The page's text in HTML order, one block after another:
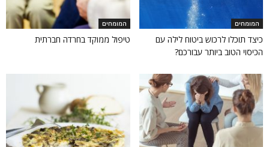
המומחים
כיצד תוכלו לרכוש ביטוח לילה עם
הכיסוי הטוב ביותר עבורכם?
המומחים
טיפול ממוקד בחרדה חברתית